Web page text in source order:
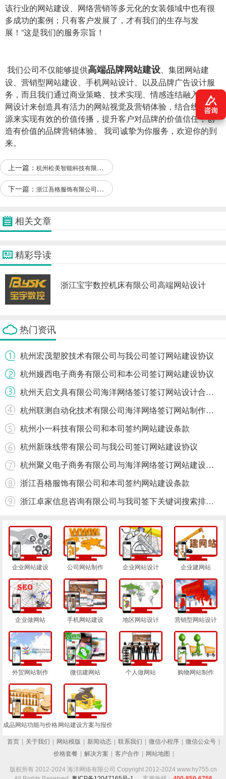
该行业的网站建设、网络营销等多元化的女装领域中也有很
多成功的案例；只有客户发展了，才有我们的生存与发
展！”这是我们的服务宗旨！
我们公司不仅能够提供高端品牌网站建设、集团网站建
设、营销型网站建设、手机网站设计、以及品牌广告设计服
务，而且我们通过商业策略、技术实现、情感连结融入互联
网设计来创造具有活力的网站视觉及营销体验，结合线上资
源来实现有效的价值传播，提升客户对品牌的价值信任，创
造有价值的品牌营销体验。 我司诚挚为你服务，欢迎你的到
来。
上一篇： 杭州松美智能科技有限公司和本司签约网站建设条款
下一篇： 浙江吾格服饰有限公司和本司签约网站建设条款
相关文章
精彩导读
浙江宝宇数控机床有限公司高端网站设计
热门资讯
杭州宏茂塑胶技术有限公司与我公司签订网站建设协议
杭州嫚西电子商务有限公司和本公司签订网站建设协议
杭州天启文具有限公司海洋网络签订签订网站设计合作协定
杭州联测自动化技术有限公司海洋网络签订网站制作合同
杭州小一科技有限公司和本司签约网站建设条款
杭州新珠线带有限公司与我公司签订网站建设协议
杭州聚义电子商务有限公司与海洋网络签订网站建设协议
浙江吾格服饰有限公司和本司签约网站建设条款
浙江卓家信息咨询有限公司与我司签下关键词搜索排名协议
企业网站建设 公司网站制作 企业网站设计 企业建网站
企业做网站 手机网站建设 地区网站设计 营销型网站设计
外贸网站制作 微信建网站 个人做网站 购物网站制作
成品网站功能与价格网站建设方案与报价
首页 | 关于我们 | 网站模版 | 新闻动态 | 联系我们 | 微信小程序 | 微信公众号 |
价格套餐 | 解决方案 | 客户合作 | 网站地图 |
版权所有 2012-2024 海洋网络有限公司 Copyright 2012-2024 www.hy755.cn